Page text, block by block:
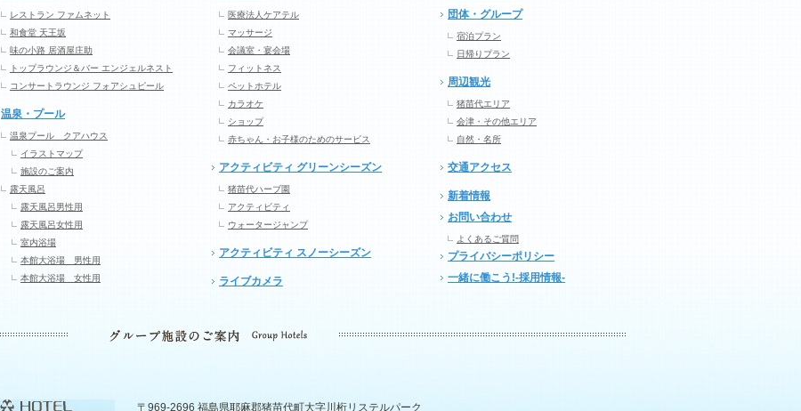
レストラン ファムネット
和食堂 天王坂
味の小路 居酒屋庄助
トップラウンジ＆バー エンジェルネスト
コンサートラウンジ フォアシュピール
温泉・プール
温泉プール クアハウス
イラストマップ
施設のご案内
露天風呂
露天風呂男性用
露天風呂女性用
室内浴場
本館大浴場 男性用
本館大浴場 女性用
医療法人ケアテル
マッサージ
会議室・宴会場
フィットネス
ペットホテル
カラオケ
ショップ
赤ちゃん・お子様のためのサービス
アクティビティ グリーンシーズン
猪苗代ハーブ園
アクティビティ
ウォータージャンプ
アクティビティ スノーシーズン
ライブカメラ
団体・グループ
宿泊プラン
日帰りプラン
周辺観光
猪苗代エリア
会津・その他エリア
自然・名所
交通アクセス
新着情報
お問い合わせ
よくあるご質問
プライバシーポリシー
一緒に働こう!-採用情報-
〒969-2696 福島県耶麻郡猪苗代町大字川桁リステルパーク